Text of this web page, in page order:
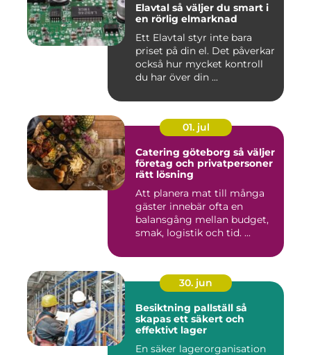
Elavtal så väljer du smart i
en rörlig elmarknad
Ett Elavtal styr inte bara
priset på din el. Det påverkar
också hur mycket kontroll
du har över din ...
01. jul
Catering göteborg så väljer
företag och privatpersoner
rätt lösning
Att planera mat till många
gäster innebär ofta en
balansgång mellan budget,
smak, logistik och tid. ...
30. jun
Besiktning pallställ så
skapas ett säkert och
effektivt lager
En säker lagerorganisation